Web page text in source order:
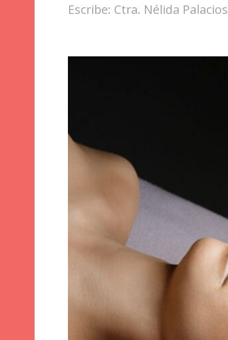
Escribe: Ctra. Nélida Palacios